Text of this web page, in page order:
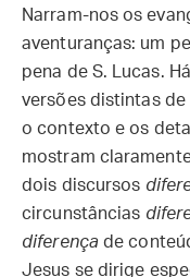
Narram-nos os
aventuranças: um
pena de S. Lucas.
versões distintas
o contexto e os
mostram
dois discursos
circunstâncias
diferençade
Jesus se dirige